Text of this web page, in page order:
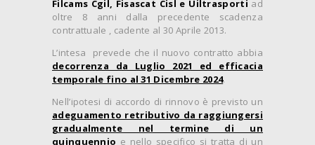
Filcams Cgil, Fisascat Cisl e Uiltrasporti ad
oltre 8 anni dalla precedente scadenza
contrattuale , cadente al 30 Aprile 2013.
L’intesa prevede che il nuovo contratto abbia
decorrenza da Luglio 2021 ed efficacia
temporale fino al 31 Dicembre 2024.
Nell’ipotesi di accordo di rinnovo è previsto un
adeguamento retributivo da raggiungersi
gradualmente nel termine di un
quinquennio e nello specifico si tratta di un